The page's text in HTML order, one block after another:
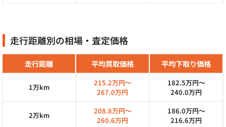
走行距離別の相場・査定価格
走行距離 平均買取価格 平均下取り価格
1万km
215.2万円～
267.0万円
182.5万円～
240.0万円
2万km
208.8万円～
260.6万円
186.0万円～
216.6万円